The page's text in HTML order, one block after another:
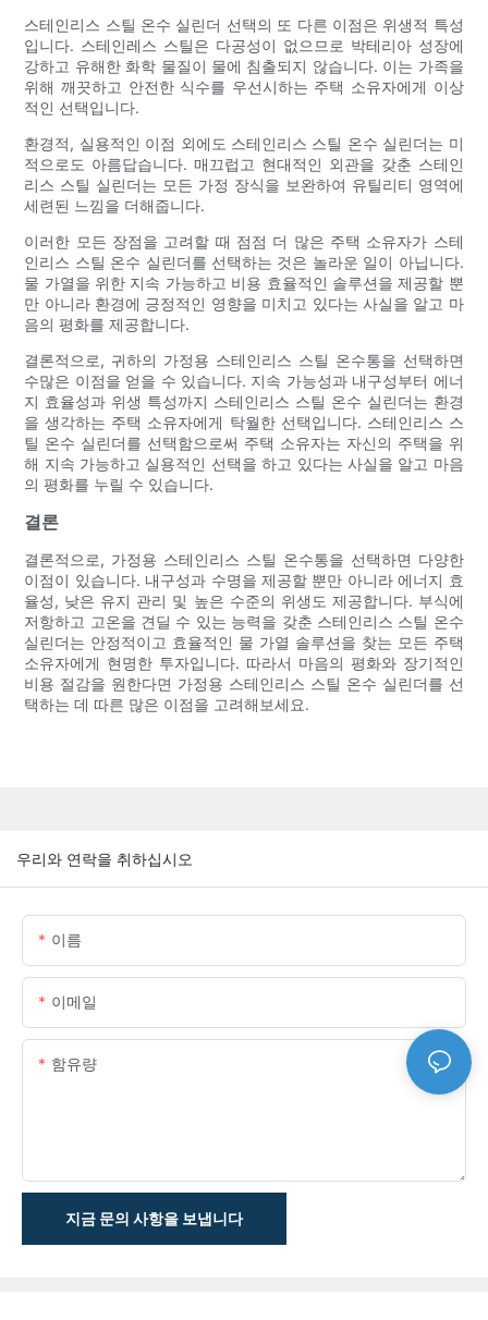
스테인리스 스틸 온수 실린더 선택의 또 다른 이점은 위생적 특성
입니다. 스테인레스 스틸은 다공성이 없으므로 박테리아 성장에
강하고 유해한 화학 물질이 물에 침출되지 않습니다. 이는 가족을
위해 깨끗하고 안전한 식수를 우선시하는 주택 소유자에게 이상
적인 선택입니다.
환경적, 실용적인 이점 외에도 스테인리스 스틸 온수 실린더는 미
적으로도 아름답습니다. 매끄럽고 현대적인 외관을 갖춘 스테인
리스 스틸 실린더는 모든 가정 장식을 보완하여 유틸리티 영역에
세련된 느낌을 더해줍니다.
이러한 모든 장점을 고려할 때 점점 더 많은 주택 소유자가 스테
인리스 스틸 온수 실린더를 선택하는 것은 놀라운 일이 아닙니다.
물 가열을 위한 지속 가능하고 비용 효율적인 솔루션을 제공할 뿐
만 아니라 환경에 긍정적인 영향을 미치고 있다는 사실을 알고 마
음의 평화를 제공합니다.
결론적으로, 귀하의 가정용 스테인리스 스틸 온수통을 선택하면
수많은 이점을 얻을 수 있습니다. 지속 가능성과 내구성부터 에너
지 효율성과 위생 특성까지 스테인리스 스틸 온수 실린더는 환경
을 생각하는 주택 소유자에게 탁월한 선택입니다. 스테인리스 스
틸 온수 실린더를 선택함으로써 주택 소유자는 자신의 주택을 위
해 지속 가능하고 실용적인 선택을 하고 있다는 사실을 알고 마음
의 평화를 누릴 수 있습니다.
결론
결론적으로, 가정용 스테인리스 스틸 온수통을 선택하면 다양한
이점이 있습니다. 내구성과 수명을 제공할 뿐만 아니라 에너지 효
율성, 낮은 유지 관리 및 높은 수준의 위생도 제공합니다. 부식에
저항하고 고온을 견딜 수 있는 능력을 갖춘 스테인리스 스틸 온수
실린더는 안정적이고 효율적인 물 가열 솔루션을 찾는 모든 주택
소유자에게 현명한 투자입니다. 따라서 마음의 평화와 장기적인
비용 절감을 원한다면 가정용 스테인리스 스틸 온수 실린더를 선
택하는 데 따른 많은 이점을 고려해보세요.
우리와 연락을 취하십시오
이름
이메일
함유량
지금 문의 사항을 보냅니다